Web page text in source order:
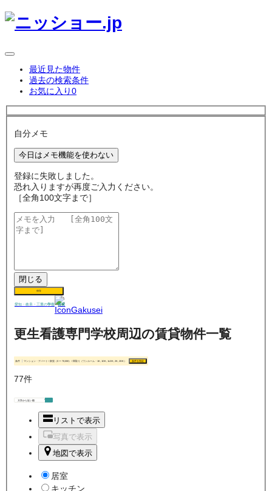
最近見た物件
過去の検索条件
お気に入り0
自分メモ
今日はメモ機能を使わない
登録に失敗しました。
恐れ入りますが再度ご入力ください。
［全角100文字まで］
閉じる
保存
愛知・岐阜・三重の学生 賃貸
更生看護専門学校周辺の賃貸物件一覧
条件 マンション・アパート / 家賃（0 〜 70,000） / 間取り（ワンルーム・1K, 1DK, 1LDK, 2K, 2DK） 条件を指定
77件
リストで表示
写真で表示
地図で表示
居室
キッチン